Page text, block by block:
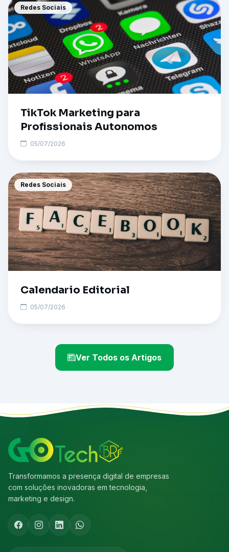
Redes Sociais
TikTok Marketing para
Profissionais Autonomos
05/07/2026
Redes Sociais
Calendario Editorial
05/07/2026
Ver Todos os Artigos
Transformamos a presença digital de empresas
com soluções inovadoras em tecnologia,
marketing e design.